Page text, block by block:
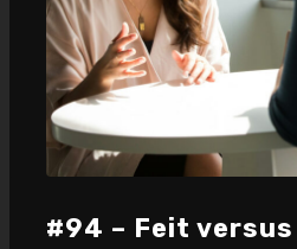
#94 – Feit